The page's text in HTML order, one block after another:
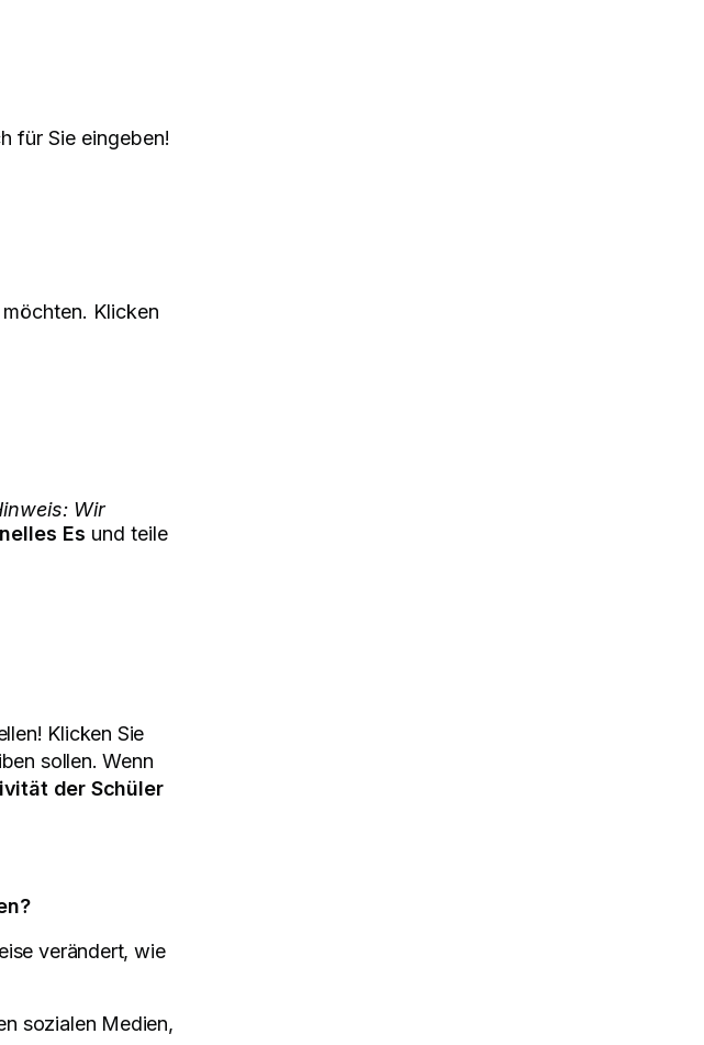
für Sie eingeben!
Klicken
Wir
Es und teile
Klicken Sie
sollen. Wenn
der Schüler
verändert, wie
sozialen Medien,